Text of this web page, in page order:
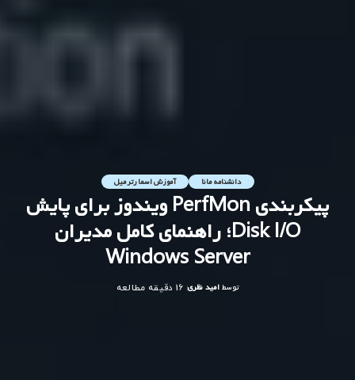
دانشنامه مانا آموزش اسمارترمیل
پیکربندی PerfMon ویندوز برای پایش
Disk I/O؛ راهنمای کامل مدیران
Windows Server
ارسال
توسطامید نظری 16 دقیقه مطالعه